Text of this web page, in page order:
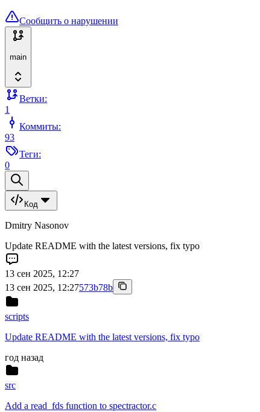
Сообщить о нарушении
main
Ветки:
1
Коммиты:
93
Теги:
0
Код
Dmitry Nasonov
Update README with the latest versions, fix typo
13 сен 2025, 12:27
13 сен 2025, 12:27573b78b
scripts
Update README with the latest versions, fix typo
год назад
src
Add a read_fds function to spectractor.c